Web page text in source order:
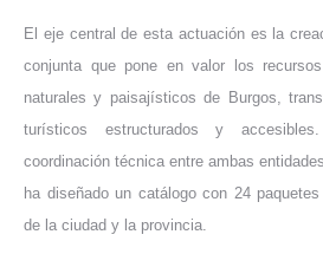
El eje central de esta actuación es la
conjunta que pone en valor los recursos
naturales y paisajísticos de Burgos,
turísticos estructurados y
coordinación técnica entre ambas
ha diseñado un catálogo con 24
de la ciudad y la provincia.